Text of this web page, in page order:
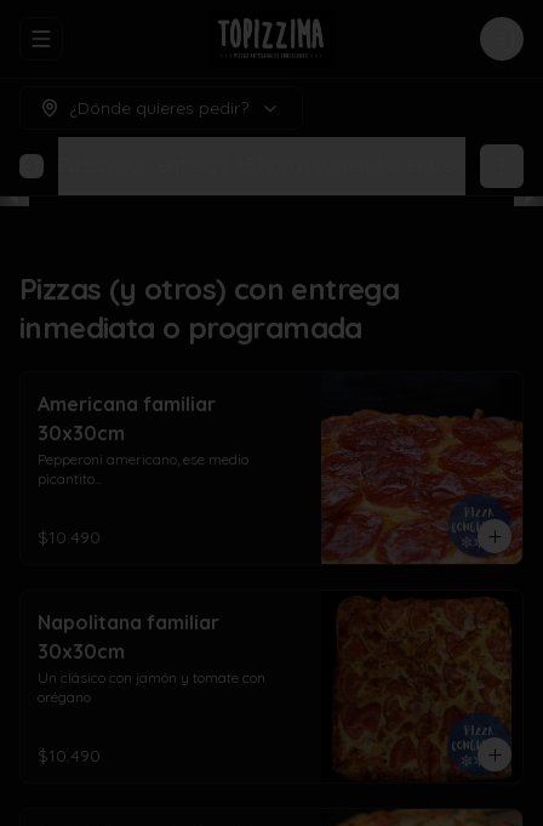
Abrir menu de navegación Login
¿Dónde quieres pedir?
Pizzas (y otros) con entrega
inmediata o programada
Americana familiar
30x30cm
Pepperoni americano, ese medio
picantito...
$10.490
Napolitana familiar
30x30cm
Un clásico con jamón y tomate con
orégano
$10.490